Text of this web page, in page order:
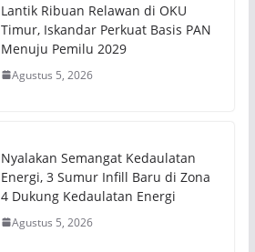
Lantik Ribuan Relawan di OKU
Timur, Iskandar Perkuat Basis PAN
Menuju Pemilu 2029
Agustus 5, 2026
Nyalakan Semangat Kedaulatan
Energi, 3 Sumur Infill Baru di Zona
4 Dukung Kedaulatan Energi
Agustus 5, 2026